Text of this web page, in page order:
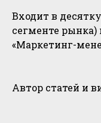
Входит в
сегменте
«Маркетинг-
Автор статей и